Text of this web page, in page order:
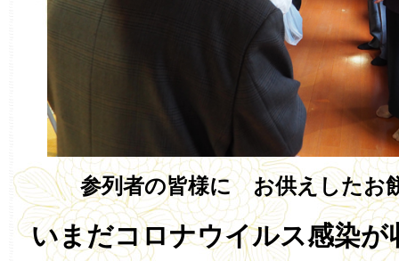
参列者の皆様に お供えしたお
いまだコロナウイルス感染が